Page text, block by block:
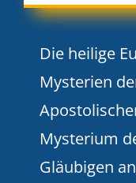
Die heilige
Mysterien
Mysterium
Gläubigen